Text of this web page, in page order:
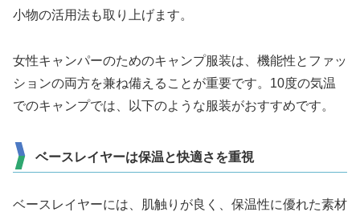
小物の活用法も取り上げます。
女性キャンパーのためのキャンプ服装は、機能性とファッ
ションの両方を兼ね備えることが重要です。10度の気温
でのキャンプでは、以下のような服装がおすすめです。
ベースレイヤーは保温と快適さを重視
ベースレイヤーには、肌触りが良く、保温性に優れた素材